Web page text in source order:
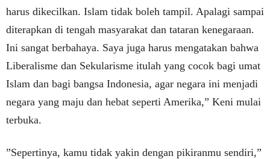
harus dikecilkan. Islam tidak boleh tampil. Apalagi sampai
diterapkan di tengah masyarakat dan tataran kenegaraan.
Ini sangat berbahaya. Saya juga harus mengatakan bahwa
Liberalisme dan Sekularisme itulah yang cocok bagi umat
Islam dan bagi bangsa Indonesia, agar negara ini menjadi
negara yang maju dan hebat seperti Amerika,” Keni mulai
terbuka.
”Sepertinya, kamu tidak yakin dengan pikiranmu sendiri,”